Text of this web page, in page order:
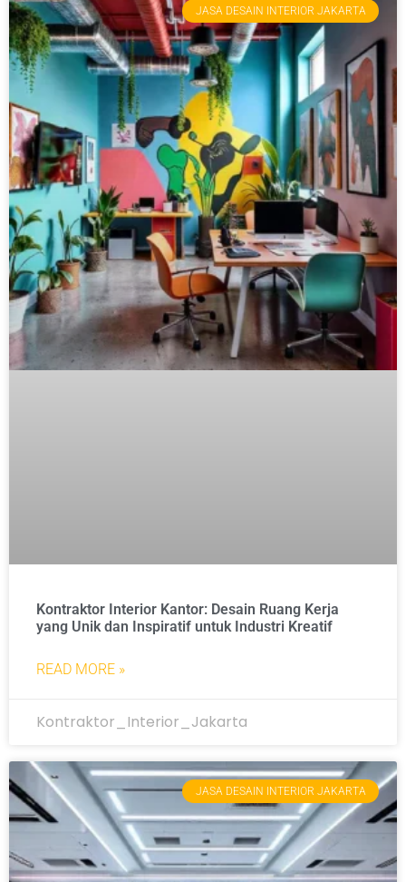
JASA DESAIN INTERIOR JAKARTA
Kontraktor Interior Kantor: Desain Ruang Kerja
yang Unik dan Inspiratif untuk Industri Kreatif
READ MORE »
Kontraktor_Interior_Jakarta
JASA DESAIN INTERIOR JAKARTA